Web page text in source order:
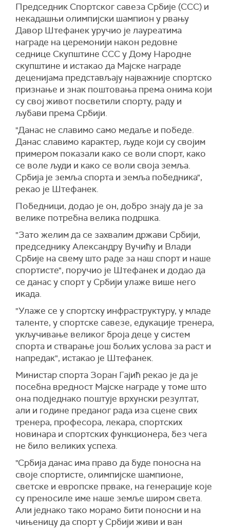
Председник Спортског савеза Србије (ССС) и
некадашњи олимпијски шампион у рвању
Давор Штефанек уручио је лауреатима
награде на церемонији након редовне
седнице Скупштине ССС у Дому Народне
скупштине и истакао да Мајске награде
деценијама представљају најважније спортско
признање и знак поштовања према онима који
су свој живот посветили спорту, раду и
љубави према Србији.
"Данас не славимо само медаље и победе.
Данас славимо карактер, људе који су својим
примером показали како се воли спорт, како
се воле људи и како се воли своја земља.
Србија је земља спорта и земља победника",
рекао је Штефанек.
Победници, додао је он, добро знају да је за
велике потребна велика подршка.
"Зато желим да се захвалим држави Србији,
председнику Александру Вучићу и Влади
Србије на свему што раде за наш спорт и наше
спортисте", поручио је Штефанек и додао да
се данас у спорт у Србији улаже више него
икада.
"Улаже се у спортску инфраструктуру, у младе
таленте, у спортске савезе, едукације тренера,
укључивање великог броја деце у систем
спорта и стварање још бољих услова за раст и
напредак", истакао је Штефанек.
Министар спорта Зоран Гајић рекао је да је
посебна вредност Мајске награде у томе што
она подједнако поштује врхунски резултат,
али и године преданог рада иза сцене свих
тренера, професора, лекара, спортских
новинара и спортских функционера, без чега
не било великих успеха.
"Србија данас има право да буде поносна на
своје спортисте, олимпијске шампионе,
светске и европске прваке, на генерације које
су преносиле име наше земље широм света.
Али једнако тако морамо бити поносни и на
чињеницу да спорт у Србији живи и ван